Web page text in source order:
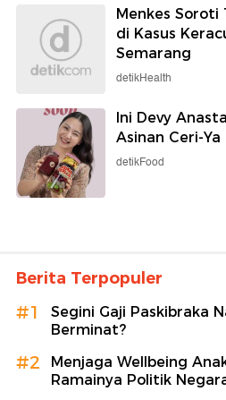
Menkes Soroti
di Kasus
Semarang
detikHealth
Ini Devy
Asinan Ceri-Ya
detikFood
Berita Terpopuler
#1
Segini Gaji Paskibraka
Berminat?
#2
Menjaga Wellbeing
Ramainya Politik